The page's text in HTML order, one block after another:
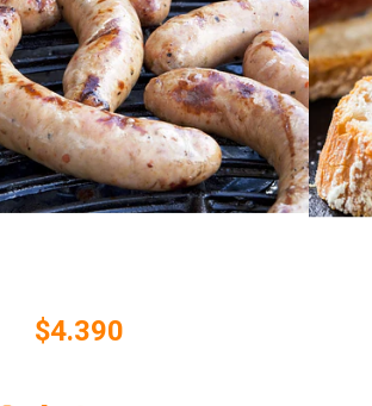
$4.390